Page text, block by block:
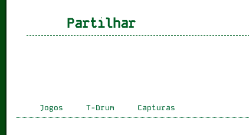
Partilhar
Jogos T-Drum Capturas